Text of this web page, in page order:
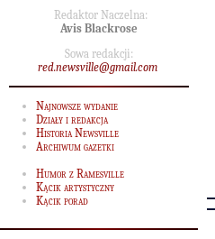
Redaktor Naczelna:
Avis Blackrose
Sowa redakcji:
red.newsville@gmail.com
Najnowsze wydanie
Działy i redakcja
Historia Newsville
Archiwum gazetki
Humor z Ramesville
Kącik artystyczny
Kącik porad